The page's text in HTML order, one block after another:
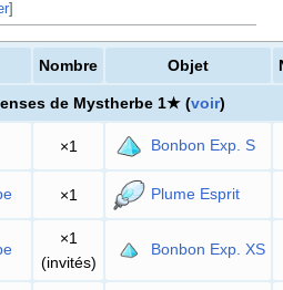
]
Nombre Objet
de Mystherbe 1★ (voir)
×1 Bonbon Exp. S
×1 Plume Esprit
×1
(invités)
Bonbon Exp. XS